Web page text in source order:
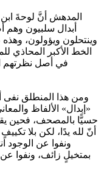
المدهش أنَّ لوحةَ
أبدال سلبيون
وينتحلون ويؤولون،
الخط الأكبر المحاذي
في أصل نظرتهم
ومن هذا المنطلق نفى
«إبدال» الألفاظ
حسيًّا بالمصحف، فحين
أنّ لله يدًا، لكن بلا
ونفوا عن الوجود
بمتخيلٍ زائف، ونفوا عن